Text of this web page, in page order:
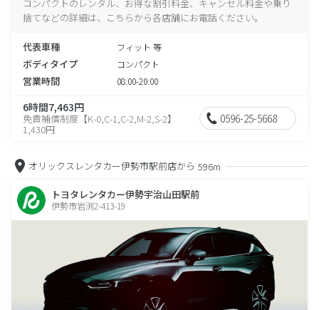
コンパクトのレンタル、お得な割引料金、キャンセル料金や乗り
捨てなどの詳細は、こちらから各店舗にお電話ください。
代表車種 フィット 等
ボディタイプ コンパクト
営業時間 08:00-20:00
6時間7,463円
免責補償制度【K-0,C-1,C-2,M-2,S-2】
1,430円
0596-25-5668
オリックスレンタカー伊勢市駅前店から 596m
トヨタレンタカー伊勢宇治山田駅前
伊勢市岩渕2-413-19